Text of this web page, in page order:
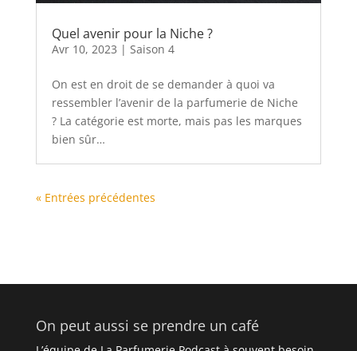
Quel avenir pour la Niche ?
Avr 10, 2023 | Saison 4
On est en droit de se demander à quoi va
ressembler l’avenir de la parfumerie de Niche
? La catégorie est morte, mais pas les marques
bien sûr…
« Entrées précédentes
On peut aussi se prendre un café